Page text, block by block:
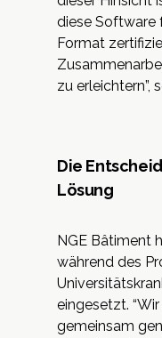
diese Software
Format
zu erleichtern”,
Die
Lösung
NGE Bâtiment
während des
eingesetzt.
gemeinsam